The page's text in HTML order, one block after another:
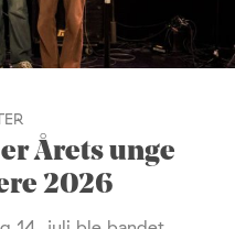
Årets unge
2026